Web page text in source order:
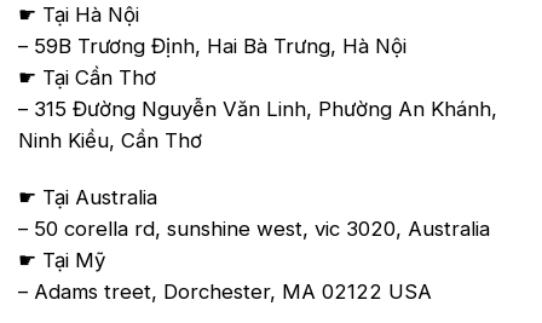
☛ Tại Hà Nội
– 59B Trương Định, Hai Bà Trưng, Hà Nội
☛ Tại Cần Thơ
– 315 Đường Nguyễn Văn Linh, Phường An Khánh,
Ninh Kiều, Cần Thơ
☛ Tại Australia
– 50 corella rd, sunshine west, vic 3020, Australia
☛ Tại Mỹ
– Adams treet, Dorchester, MA 02122 USA